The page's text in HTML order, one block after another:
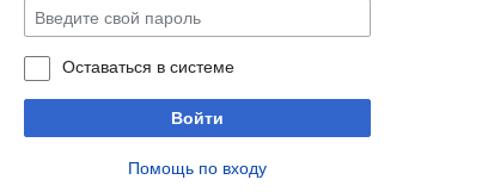
Оставаться в системе
Войти
Помощь по входу